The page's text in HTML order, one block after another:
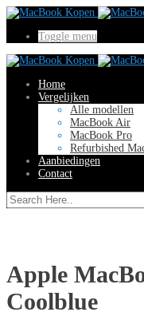
Toggle menu
Home
Vergelijken
Alle modellen
MacBook Air
MacBook Pro
Refurbished
Aanbiedingen
Contact
Apple
Coolblue